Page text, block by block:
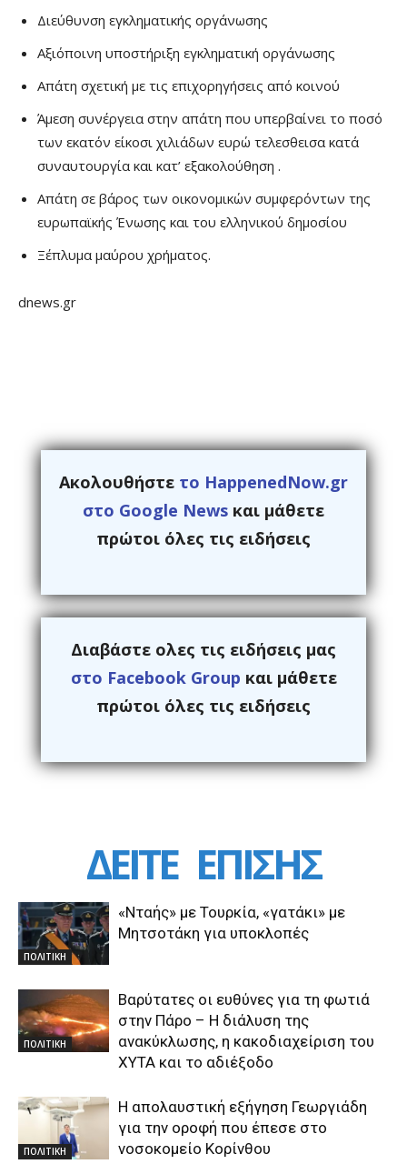
Διεύθυνση εγκληματικής οργάνωσης
Αξιόποινη υποστήριξη εγκληματική οργάνωσης
Απάτη σχετική με τις επιχορηγήσεις από κοινού
Άμεση συνέργεια στην απάτη που υπερβαίνει το ποσό
των εκατόν είκοσι χιλιάδων ευρώ τελεσθεισα κατά
συναυτουργία και κατ’ εξακολούθηση .
Απάτη σε βάρος των οικονομικών συμφερόντων της
ευρωπαϊκής Ένωσης και του ελληνικού δημοσίου
Ξέπλυμα μαύρου χρήματος.
dnews.gr
Ακολουθήστε το HappenedNow.gr
στο Google News και μάθετε
πρώτοι όλες τις ειδήσεις
Διαβάστε ολες τις ειδήσεις μας
στο Facebook Group και μάθετε
πρώτοι όλες τις ειδήσεις
ΔΕΙΤΕ ΕΠΙΣΗΣ
ΠΟΛΙΤΙΚΗ
«Νταής» με Τουρκία, «γατάκι» με
Μητσοτάκη για υποκλοπές
ΠΟΛΙΤΙΚΗ
Βαρύτατες οι ευθύνες για τη φωτιά
στην Πάρο – Η διάλυση της
ανακύκλωσης, η κακοδιαχείριση του
ΧΥΤΑ και το αδιέξοδο
ΠΟΛΙΤΙΚΗ
Η απολαυστική εξήγηση Γεωργιάδη
για την οροφή που έπεσε στο
νοσοκομείο Κορίνθου